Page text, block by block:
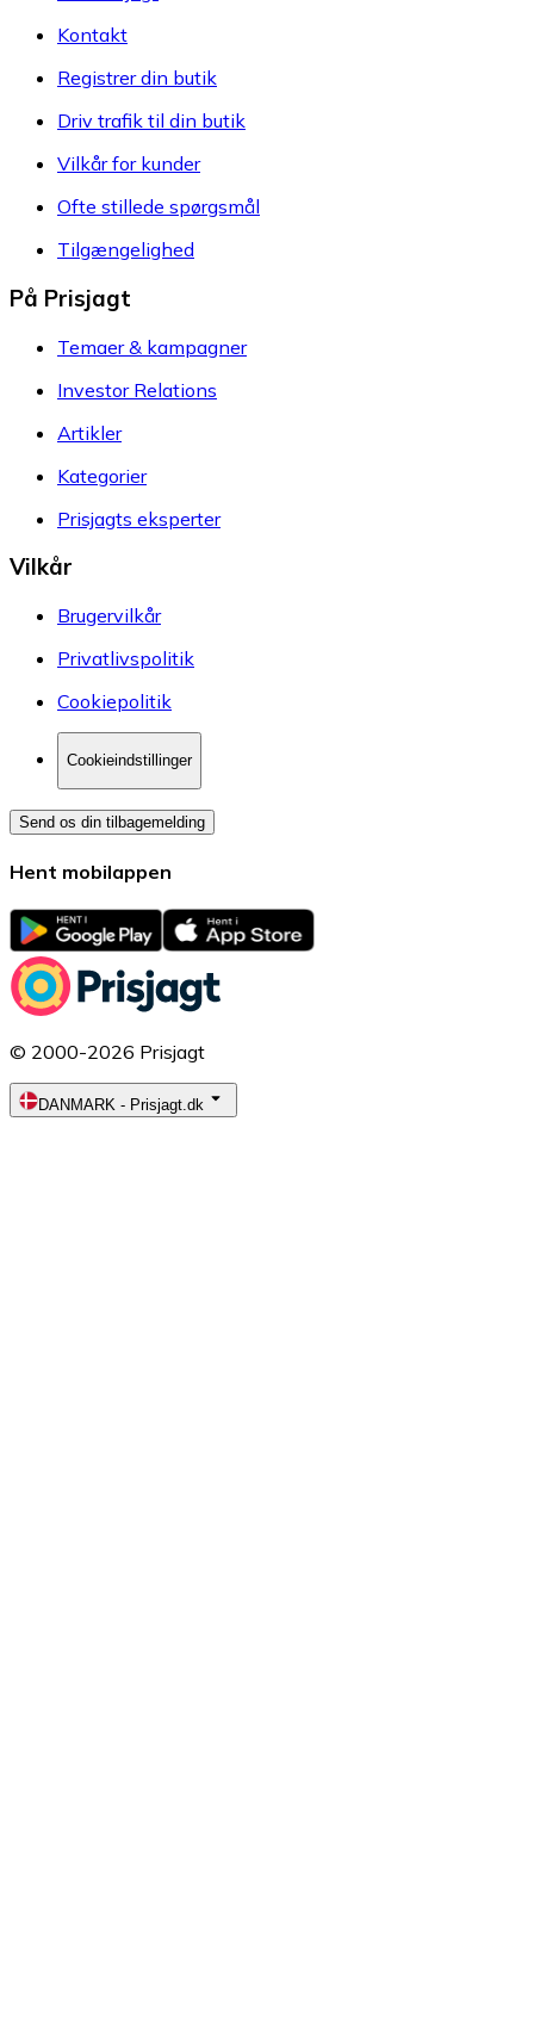
Kontakt
Registrer din butik
Driv trafik til din butik
Vilkår for kunder
Ofte stillede spørgsmål
Tilgængelighed
På Prisjagt
Temaer & kampagner
Investor Relations
Artikler
Kategorier
Prisjagts eksperter
Vilkår
Brugervilkår
Privatlivspolitik
Cookiepolitik
Cookieindstillinger
Send os din tilbagemelding
Hent mobilappen
© 2000-2026 Prisjagt
DANMARK - Prisjagt.dk